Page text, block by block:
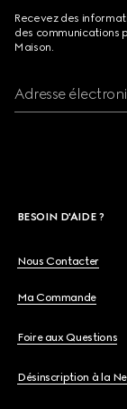
Recevez des
des communications
Maison.
Adresse
BESOIN D'AIDE ?
Nous Contacter
Ma Commande
Foire aux Questions
Désinscription à la